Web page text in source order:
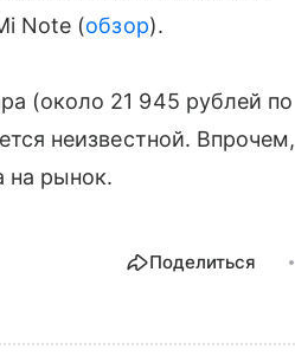
Note (обзор).
(около 21 945 рублей по
неизвестной. Впрочем,
на рынок.
Поделиться